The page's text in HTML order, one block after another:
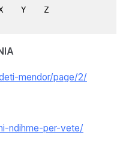
Y Z
mendor/page/2/
ndihme-per-vete/